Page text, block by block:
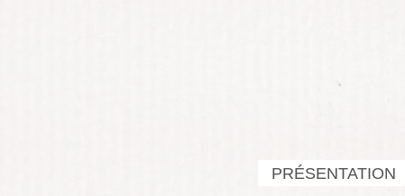
PRÉSENTATION